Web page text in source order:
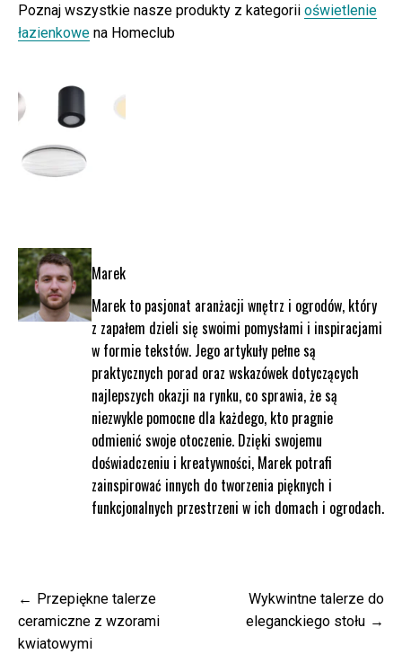
Poznaj wszystkie nasze produkty z kategorii oświetlenie
łazienkowe na Homeclub
Marek
Marek to pasjonat aranżacji wnętrz i ogrodów, który
z zapałem dzieli się swoimi pomysłami i inspiracjami
w formie tekstów. Jego artykuły pełne są
praktycznych porad oraz wskazówek dotyczących
najlepszych okazji na rynku, co sprawia, że są
niezwykle pomocne dla każdego, kto pragnie
odmienić swoje otoczenie. Dzięki swojemu
doświadczeniu i kreatywności, Marek potrafi
zainspirować innych do tworzenia pięknych i
funkcjonalnych przestrzeni w ich domach i ogrodach.
Nawigacja
wpisu
Przepiękne talerze
ceramiczne z wzorami
kwiatowymi
Wykwintne talerze do
eleganckiego stołu